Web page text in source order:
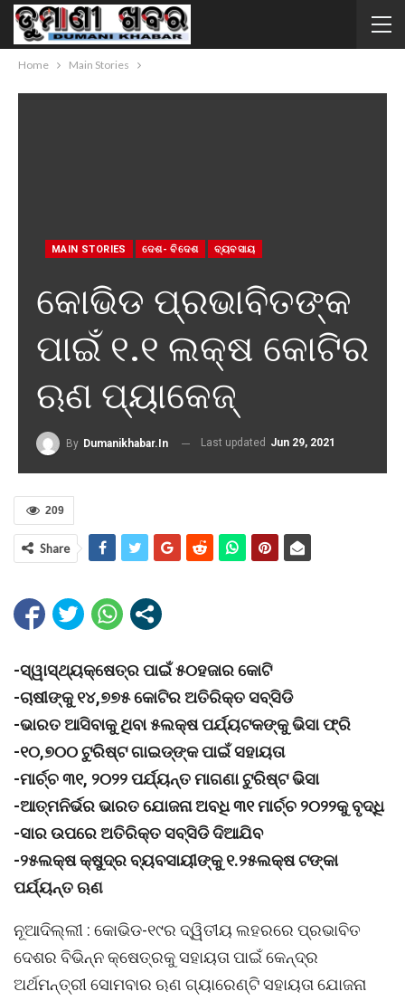
Home Main Stories
MAIN STORIES ଦେଶ- ବିଦେଶ ବ୍ୟବସାୟ
କୋଭିଡ ପ୍ରଭାବିତଙ୍କ
ପାଇଁ ୧.୧ ଲକ୍ଷ କୋଟିର
ଋଣ ପ୍ୟାକେଜ୍
By Dumanikhabar.in Last updated Jun 29, 2021
209
Share
-ସ୍ୱାସ୍ଥ୍ୟକ୍ଷେତ୍ର ପାଇଁ ୫୦ହଜାର କୋଟି
-ଚାଷୀଙ୍କୁ ୧୪,୭୭୫ କୋଟିର ଅତିରିକ୍ତ ସବ୍ସିଡି
-ଭାରତ ଆସିବାକୁ ଥିବା ୫ଲକ୍ଷ ପର୍ଯ୍ୟଟକଙ୍କୁ ଭିସା ଫ୍ରି
-୧୦,୭୦୦ ଟୁରିଷ୍ଟ ଗାଇଡ୍ଙ୍କ ପାଇଁ ସହାୟତା
-ମାର୍ଚ୍ଚ ୩୧, ୨୦୨୨ ପର୍ଯ୍ୟନ୍ତ ମାଗଣା ଟୁରିଷ୍ଟ ଭିସା
-ଆତ୍ମନିର୍ଭର ଭାରତ ଯୋଜନା ଅବଧି ୩୧ ମାର୍ଚ୍ଚ ୨୦୨୨କୁ ବୃଦ୍ଧି
-ସାର ଉପରେ ଅତିରିକ୍ତ ସବ୍ସିଡି ଦିଆଯିବ
-୨୫ଲକ୍ଷ କ୍ଷୁଦ୍ର ବ୍ୟବସାୟୀଙ୍କୁ ୧.୨୫ଲକ୍ଷ ଟଙ୍କା
ପର୍ଯ୍ୟନ୍ତ ଋଣ
ନୂଆଦିଲ୍ଲୀ : କୋଭିଡ-୧୯ର ଦ୍ୱିତୀୟ ଲହରରେ ପ୍ରଭାବିତ
ଦେଶର ବିଭିନ୍ନ କ୍ଷେତ୍ରକୁ ସହାୟତା ପାଇଁ କେନ୍ଦ୍ର
ଅର୍ଥମନ୍ତ୍ରୀ ସୋମବାର ଋଣ ଗ୍ୟାରେଣ୍ଟି ସହାୟତା ଯୋଜନା